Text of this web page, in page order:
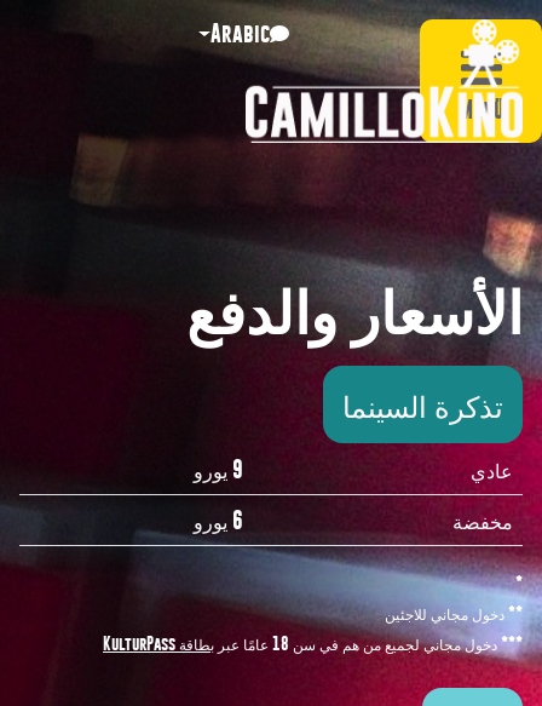
Menü
Arabic
الأسعار والدفع
تذكرة السينما
عادي
9 يورو
مخفضة
6 يورو
*
** دخول مجاني للاجئين
*** دخول مجاني لجميع من هم في سن 18 عامًا عبر
بطاقة KulturPass